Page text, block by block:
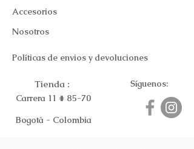
Accesorios
Nosotros
Políticas de envios y devoluciones
Tienda :
Carrera 11 # 85-70
Bogotá - Colombia
Síguenos: